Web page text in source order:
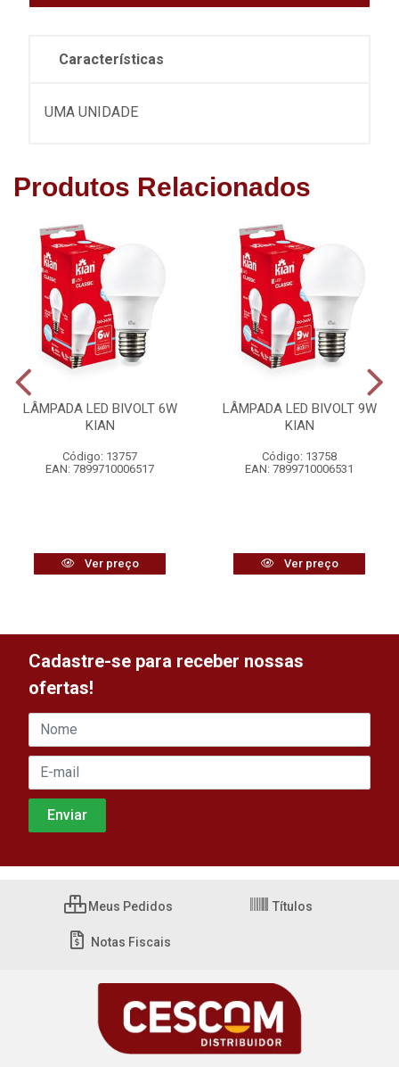
Características
UMA UNIDADE
Produtos Relacionados
LÂMPADA LED BIVOLT 6W
KIAN
Código: 13757
EAN: 7899710006517
Ver preço
LÂMPADA LED BIVOLT 9W
KIAN
Código: 13758
EAN: 7899710006531
Ver preço
Cadastre-se para receber nossas
ofertas!
Meus Pedidos Títulos
Notas Fiscais